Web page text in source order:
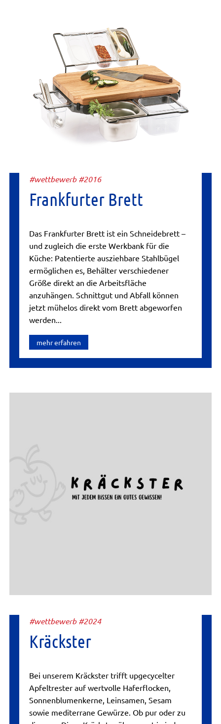
#wettbewerb #2016
Frankfurter Brett
Das Frankfurter Brett ist ein Schneidebrett –
und zugleich die erste Werkbank für die
Küche: Patentierte ausziehbare Stahlbügel
ermöglichen es, Behälter verschiedener
Größe direkt an die Arbeitsfläche
anzuhängen. Schnittgut und Abfall können
jetzt mühelos direkt vom Brett abgeworfen
werden...
mehr erfahren
#wettbewerb #2024
Kräckster
Bei unserem Kräckster trifft upgecycelter
Apfeltrester auf wertvolle Haferflocken,
Sonnenblumenkerne, Leinsamen, Sesam
sowie mediterrane Gewürze. Ob pur oder zu